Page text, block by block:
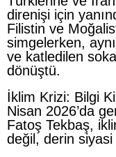
direnişi için
Filistin ve
simgelerken,
ve katledilen
dönüştü.
İklim Krizi: Bilgi
Nisan 2026’da
Fatoş Tekbaş,
değil, derin siyasi